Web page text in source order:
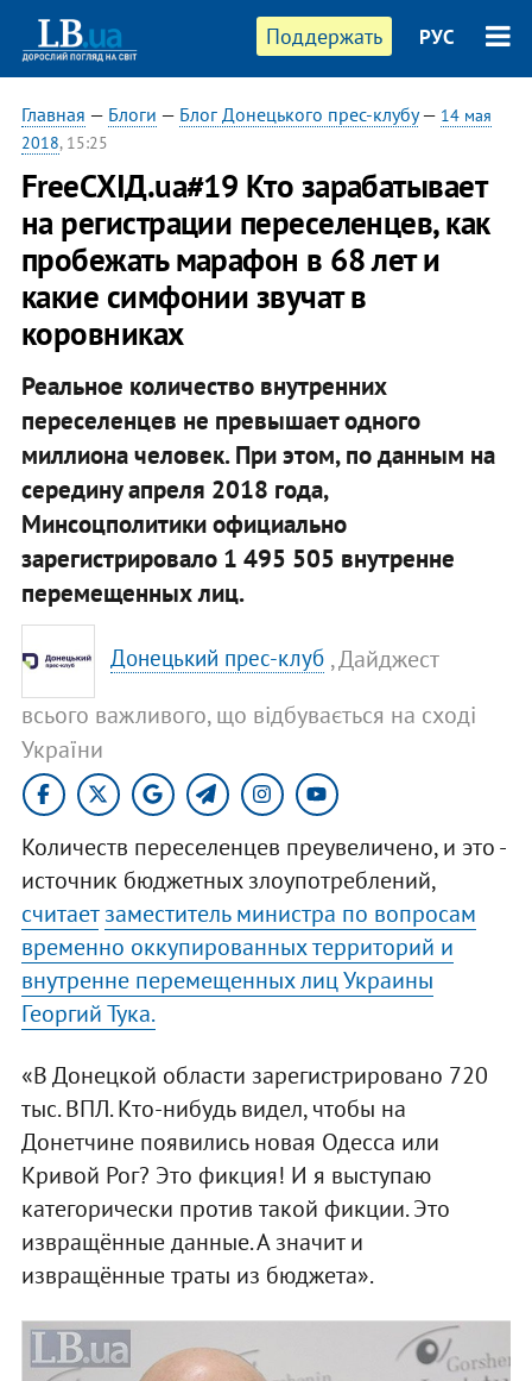
Поддержать РУС
Главная — Блоги — Блог Донецького прес-клубу— 14 мая
2018, 15:25
FreeСХІД.ua#19 Кто зарабатывает
на регистрации переселенцев, как
пробежать марафон в 68 лет и
какие симфонии звучат в
коровниках
Реальное количество внутренних
переселенцев не превышает одного
миллиона человек. При этом, по данным на
середину апреля 2018 года,
Минсоцполитики официально
зарегистрировало 1 495 505 внутренне
перемещенных лиц.
Донецький прес-клуб , Дайджест
всього важливого, що відбувається на сході
України
Количеств переселенцев преувеличено, и это -
источник бюджетных злоупотреблений,
считает заместитель министра по вопросам
временно оккупированных территорий и
внутренне перемещенных лиц Украины
Георгий Тука.
«В Донецкой области зарегистрировано 720
тыс. ВПЛ. Кто-нибудь видел, чтобы на
Донетчине появились новая Одесса или
Кривой Рог? Это фикция! И я выступаю
категорически против такой фикции. Это
извращённые данные. А значит и
извращённые траты из бюджета».